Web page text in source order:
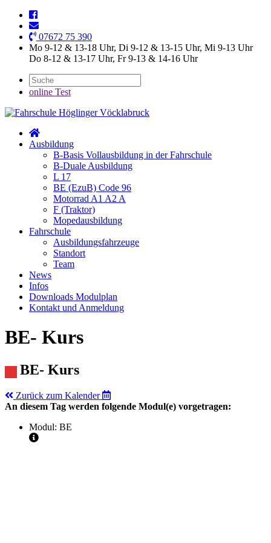
07672 75 390
Mo 9-12 & 13-18 Uhr, Di 9-12 & 13-15 Uhr, Mi 9-13 Uhr
Do 8-12 & 13-17 Uhr, Fr 9-13 & 14-16 Uhr
online Test
Ausbildung
B-Basis Vollausbildung in der Fahrschule
B-Duale Ausbildung
L 17
BE (EzuB) Code 96
Motorrad A1 A2 A
F (Traktor)
Mopedausbildung
Fahrschule
Ausbildungsfahrzeuge
Standort
Team
News
Infos
Downloads Modulplan
Kontakt und Anmeldung
BE- Kurs
BE- Kurs
Zurück zum Kalender
An diesem Tag werden folgende Modul(e) vorgetragen:
Modul: BE